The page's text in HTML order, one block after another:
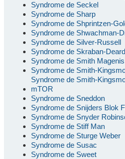
Syndrome de Seckel
Syndrome de Sharp
Syndrome de Shprintzen-
Syndrome de Shwachman-
Syndrome de Silver-Russell
Syndrome de Skraban-
Syndrome de Smith Magenis
Syndrome de Smith-
Syndrome de Smith-
mTOR
Syndrome de Sneddon
Syndrome de Snijders Blok
Syndrome de Snyder
Syndrome de Stiff Man
Syndrome de Sturge Weber
Syndrome de Susac
Syndrome de Sweet